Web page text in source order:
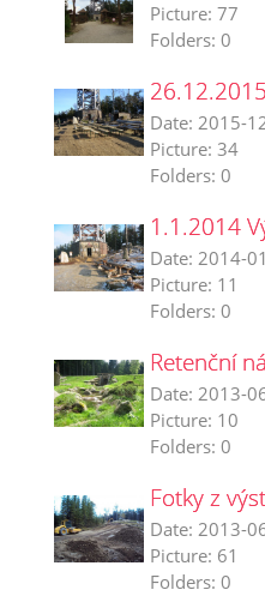
Picture: 77
Folders: 0
Date: 2015-
Picture: 34
Folders: 0
1.1.2014
Date: 2014-
Picture: 11
Folders: 0
Retenční
Date: 2013-
Picture: 10
Folders: 0
Fotky z
Date: 2013-
Picture: 61
Folders: 0